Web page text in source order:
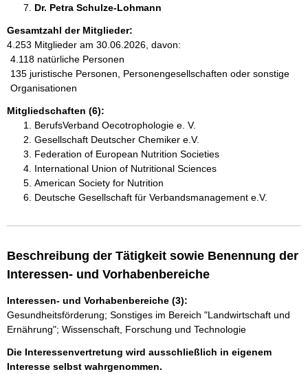
Dr. Petra Schulze-Lohmann
Gesamtzahl der Mitglieder:
4.253 Mitglieder am 30.06.2026, davon:
4.118 natürliche Personen
135 juristische Personen, Personengesellschaften oder sonstige
Organisationen
Mitgliedschaften (6):
BerufsVerband Oecotrophologie e. V.
Gesellschaft Deutscher Chemiker e.V.
Federation of European Nutrition Societies
International Union of Nutritional Sciences
American Society for Nutrition
Deutsche Gesellschaft für Verbandsmanagement e.V.
Beschreibung der Tätigkeit sowie Benennung der
Interessen- und Vorhabenbereiche
Interessen- und Vorhabenbereiche (3):
Gesundheitsförderung; Sonstiges im Bereich "Landwirtschaft und
Ernährung"; Wissenschaft, Forschung und Technologie
Die Interessenvertretung wird ausschließlich in eigenem
Interesse selbst wahrgenommen.